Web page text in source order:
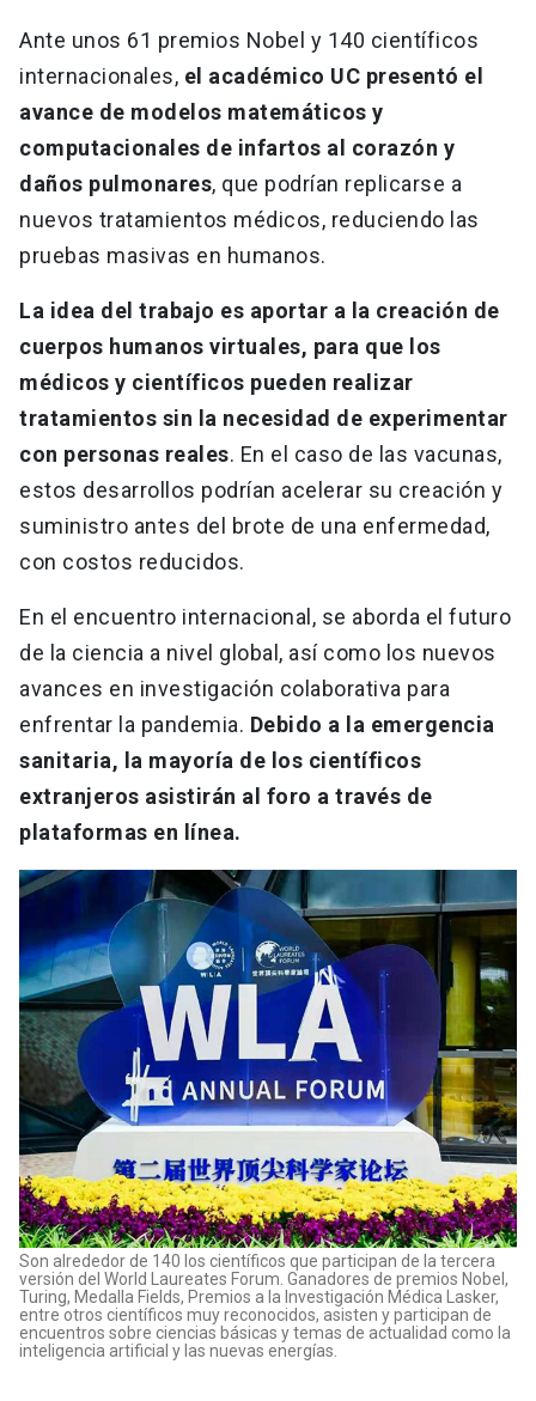
Ante unos 61 premios Nobel y 140 científicos
internacionales, el académico UC presentó el
avance de modelos matemáticos y
computacionales de infartos al corazón y
daños pulmonares, que podrían replicarse a
nuevos tratamientos médicos, reduciendo las
pruebas masivas en humanos.
La idea del trabajo es aportar a la creación de
cuerpos humanos virtuales, para que los
médicos y científicos pueden realizar
tratamientos sin la necesidad de experimentar
con personas reales. En el caso de las vacunas,
estos desarrollos podrían acelerar su creación y
suministro antes del brote de una enfermedad,
con costos reducidos.
En el encuentro internacional, se aborda el futuro
de la ciencia a nivel global, así como los nuevos
avances en investigación colaborativa para
enfrentar la pandemia. Debido a la emergencia
sanitaria, la mayoría de los científicos
extranjeros asistirán al foro a través de
plataformas en línea.
Son alrededor de 140 los científicos que participan de la tercera
versión del World Laureates Forum. Ganadores de premios Nobel,
Turing, Medalla Fields, Premios a la Investigación Médica Lasker,
entre otros científicos muy reconocidos, asisten y participan de
encuentros sobre ciencias básicas y temas de actualidad como la
inteligencia artificial y las nuevas energías.